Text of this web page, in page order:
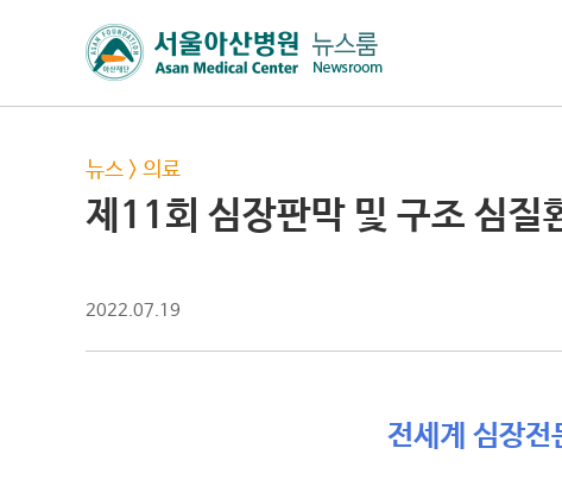
뉴스 > 의료
제11회 심장판막 및 구조 심질
2022.07.19
전세계 심장전